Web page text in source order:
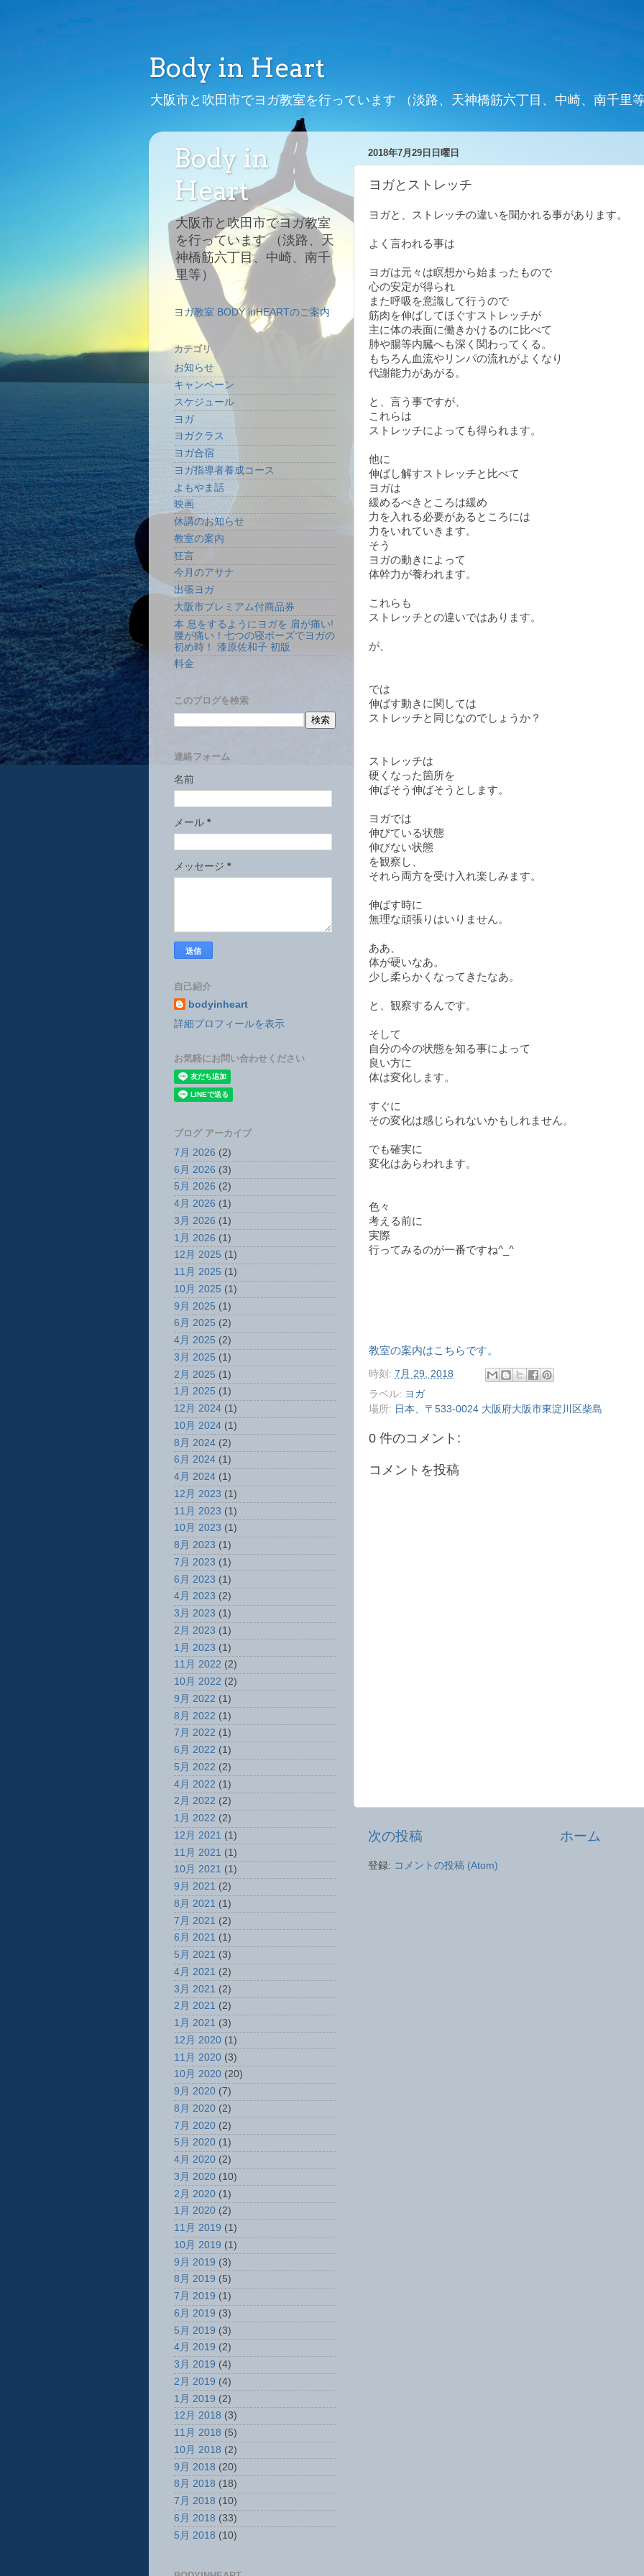
Body in Heart
大阪市と吹田市でヨガ教室を行っています （淡路、天神橋筋六丁目、中崎、南千里
2018年7月29日日曜日
ヨガとストレッチ
ヨガと、ストレッチの違いを聞かれる事があります。
よく言われる事は
ヨガは元々は瞑想から始まったもので
心の安定が得られ
また呼吸を意識して行うので
筋肉を伸ばしてほぐすストレッチが
主に体の表面に働きかけるのに比べて
肺や腸等内臓へも深く関わってくる。
もちろん血流やリンパの流れがよくなり
代謝能力があがる。
と、言う事ですが、
これらは
ストレッチによっても得られます。
他に
伸ばし解すストレッチと比べて
ヨガは
緩めるべきところは緩め
力を入れる必要があるところには
力をいれていきます。
そう
ヨガの動きによって
体幹力が養われます。
これらも
ストレッチとの違いではあります。
が、
では
伸ばす動きに関しては
ストレッチと同じなのでしょうか？
ストレッチは
硬くなった箇所を
伸ばそう伸ばそうとします。
ヨガでは
伸びている状態
伸びない状態
を観察し、
それら両方を受け入れ楽しみます。
伸ばす時に
無理な頑張りはいりません。
ああ、
体が硬いなあ。
少し柔らかくなってきたなあ。
と、観察するんです。
そして
自分の今の状態を知る事によって
良い方に
体は変化します。
すぐに
その変化は感じられないかもしれません。
でも確実に
変化はあらわれます。
色々
考える前に
実際
行ってみるのが一番ですね^_^
教室の案内はこちらです。
時刻: 7月 29, 2018
ラベル: ヨガ
場所: 日本、〒533-0024 大阪府大阪市東淀川区柴島
0 件のコメント:
コメントを投稿
次の投稿 ホーム
登録: コメントの投稿 (Atom)
Body in
Heart
大阪市と吹田市でヨガ教室
を行っています （淡路、天
神橋筋六丁目、中崎、南千
里等）
ヨガ教室 BODY inHEARTのご案内
カテゴリ
お知らせ
キャンペーン
スケジュール
ヨガ
ヨガクラス
ヨガ合宿
ヨガ指導者養成コース
よもやま話
映画
休講のお知らせ
教室の案内
狂言
今月のアサナ
出張ヨガ
大阪市プレミアム付商品券
本 息をするようにヨガを 肩が痛い!
腰が痛い！七つの寝ポーズでヨガの
初め時！ 漆原佐和子 初版
料金
このブログを検索
連絡フォーム
名前
メール *
メッセージ *
自己紹介
bodyinheart
詳細プロフィールを表示
お気軽にお問い合わせください
ブログ アーカイブ
7月 2026 (2)
6月 2026 (3)
5月 2026 (2)
4月 2026 (1)
3月 2026 (1)
1月 2026 (1)
12月 2025 (1)
11月 2025 (1)
10月 2025 (1)
9月 2025 (1)
6月 2025 (2)
4月 2025 (2)
3月 2025 (1)
2月 2025 (1)
1月 2025 (1)
12月 2024 (1)
10月 2024 (1)
8月 2024 (2)
6月 2024 (1)
4月 2024 (1)
12月 2023 (1)
11月 2023 (1)
10月 2023 (1)
8月 2023 (1)
7月 2023 (1)
6月 2023 (1)
4月 2023 (2)
3月 2023 (1)
2月 2023 (1)
1月 2023 (1)
11月 2022 (2)
10月 2022 (2)
9月 2022 (1)
8月 2022 (1)
7月 2022 (1)
6月 2022 (1)
5月 2022 (2)
4月 2022 (1)
2月 2022 (2)
1月 2022 (2)
12月 2021 (1)
11月 2021 (1)
10月 2021 (1)
9月 2021 (2)
8月 2021 (1)
7月 2021 (2)
6月 2021 (1)
5月 2021 (3)
4月 2021 (2)
3月 2021 (2)
2月 2021 (2)
1月 2021 (3)
12月 2020 (1)
11月 2020 (3)
10月 2020 (20)
9月 2020 (7)
8月 2020 (2)
7月 2020 (2)
5月 2020 (1)
4月 2020 (2)
3月 2020 (10)
2月 2020 (1)
1月 2020 (2)
11月 2019 (1)
10月 2019 (1)
9月 2019 (3)
8月 2019 (5)
7月 2019 (1)
6月 2019 (3)
5月 2019 (3)
4月 2019 (2)
3月 2019 (4)
2月 2019 (4)
1月 2019 (2)
12月 2018 (3)
11月 2018 (5)
10月 2018 (2)
9月 2018 (20)
8月 2018 (18)
7月 2018 (10)
6月 2018 (33)
5月 2018 (10)